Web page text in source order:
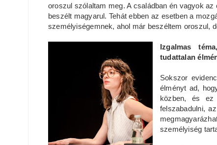
oroszul szólaltam meg. A családban én vagyok
beszélt magyarul. Tehát ebben az esetben a
személyiségemnek, ahol már beszéltem oroszul,
Izgalmas
tudattalan
Sokszor
élményt ad,
közben, és
felszabadulni,
személyiség